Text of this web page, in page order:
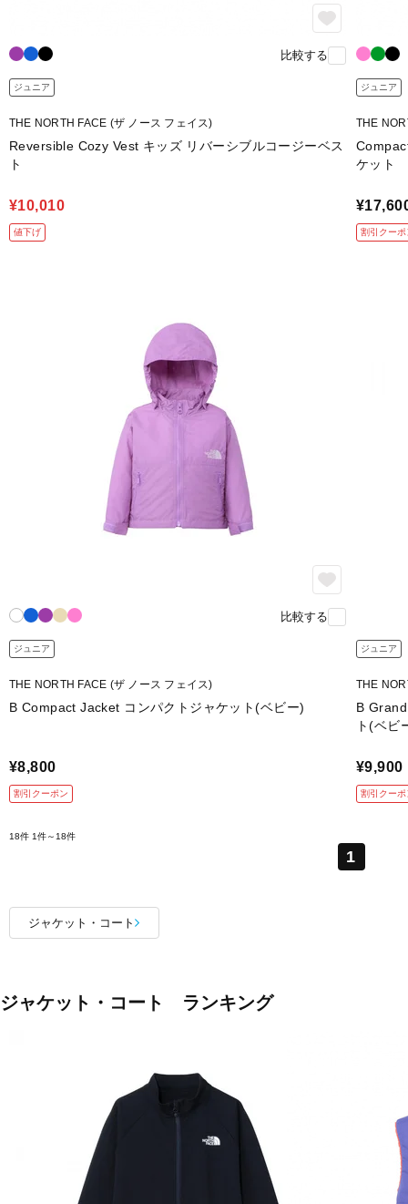
比較する
ジュニア
THE NORTH FACE (ザ ノース フェイス)
Reversible Cozy Vest キッズ リバーシブルコージーベス
ト
¥10,010
値下げ
ジュニア
THE
ケット
割引クーポ
比較する
ジュニア
THE NORTH FACE (ザ ノース フェイス)
B Compact Jacket コンパクトジャケット(ベビー)
¥8,800
割引クーポン
ジュニア
THE
B
ト(ベビ
¥9,900
割引クーポ
18件 1件～18件
1
ジャケット・コート
ジャケット・コート ランキング